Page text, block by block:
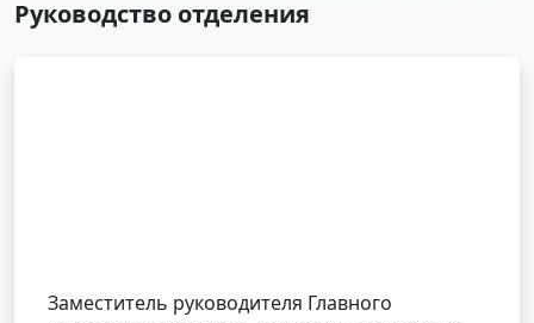
Руководство отделения
Заместитель руководителя Главного